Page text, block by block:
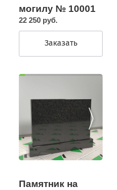
могилу № 10001
22 250 руб.
Заказать
Памятник на